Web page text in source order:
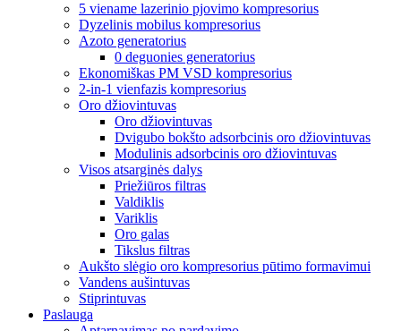
5 viename lazerinio pjovimo kompresorius
Dyzelinis mobilus kompresorius
Azoto generatorius
0 deguonies generatorius
Ekonomiškas PM VSD kompresorius
2-in-1 vienfazis kompresorius
Oro džiovintuvas
Oro džiovintuvas
Dvigubo bokšto adsorbcinis oro džiovintuvas
Modulinis adsorbcinis oro džiovintuvas
Visos atsarginės dalys
Priežiūros filtras
Valdiklis
Variklis
Oro galas
Tikslus filtras
Aukšto slėgio oro kompresorius pūtimo formavimui
Vandens aušintuvas
Stiprintuvas
Paslauga